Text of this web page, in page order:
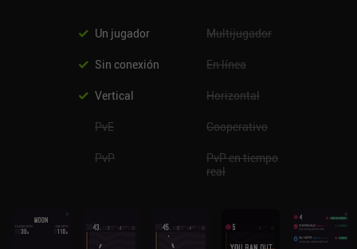
Un jugador Multijugador
Sin conexión En línea
Vertical Horizontal
PvE Cooperativo
PvP
PvP en tiempo
real